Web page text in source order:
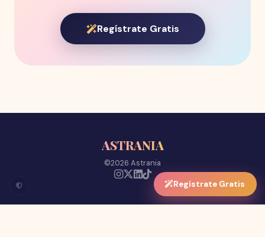
Regístrate Gratis
Regístrate Gratis
ASTRANIA
©2026 Astrania